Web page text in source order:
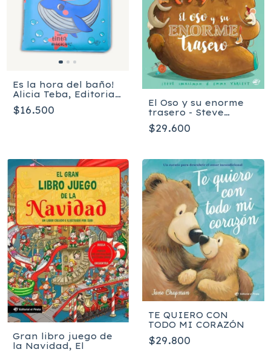
Es la hora del baño!
Alicia Teba, Editorial
El Pirata
$16.500
El Oso y su enorme
trasero - Steve
Smallman
$29.600
Gran libro juego de
la Navidad, El
TE QUIERO CON
TODO MI CORAZÓN
$29.800